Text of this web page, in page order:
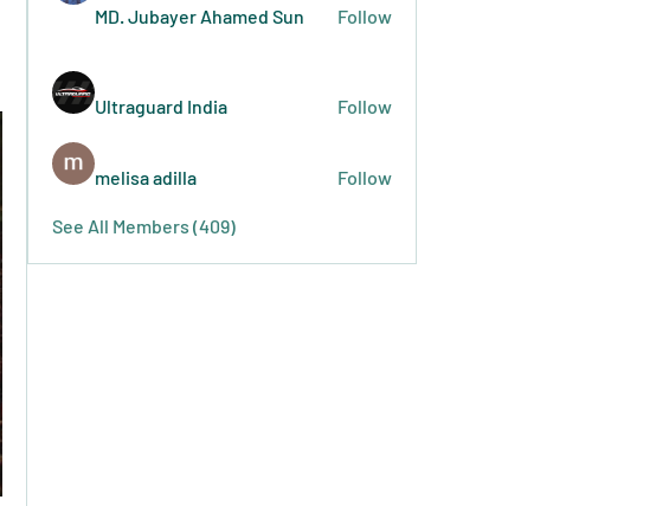
MD. Jubayer Ahamed Sun Follow
Ultraguard India Follow
melisa adilla Follow
See All Members (409)